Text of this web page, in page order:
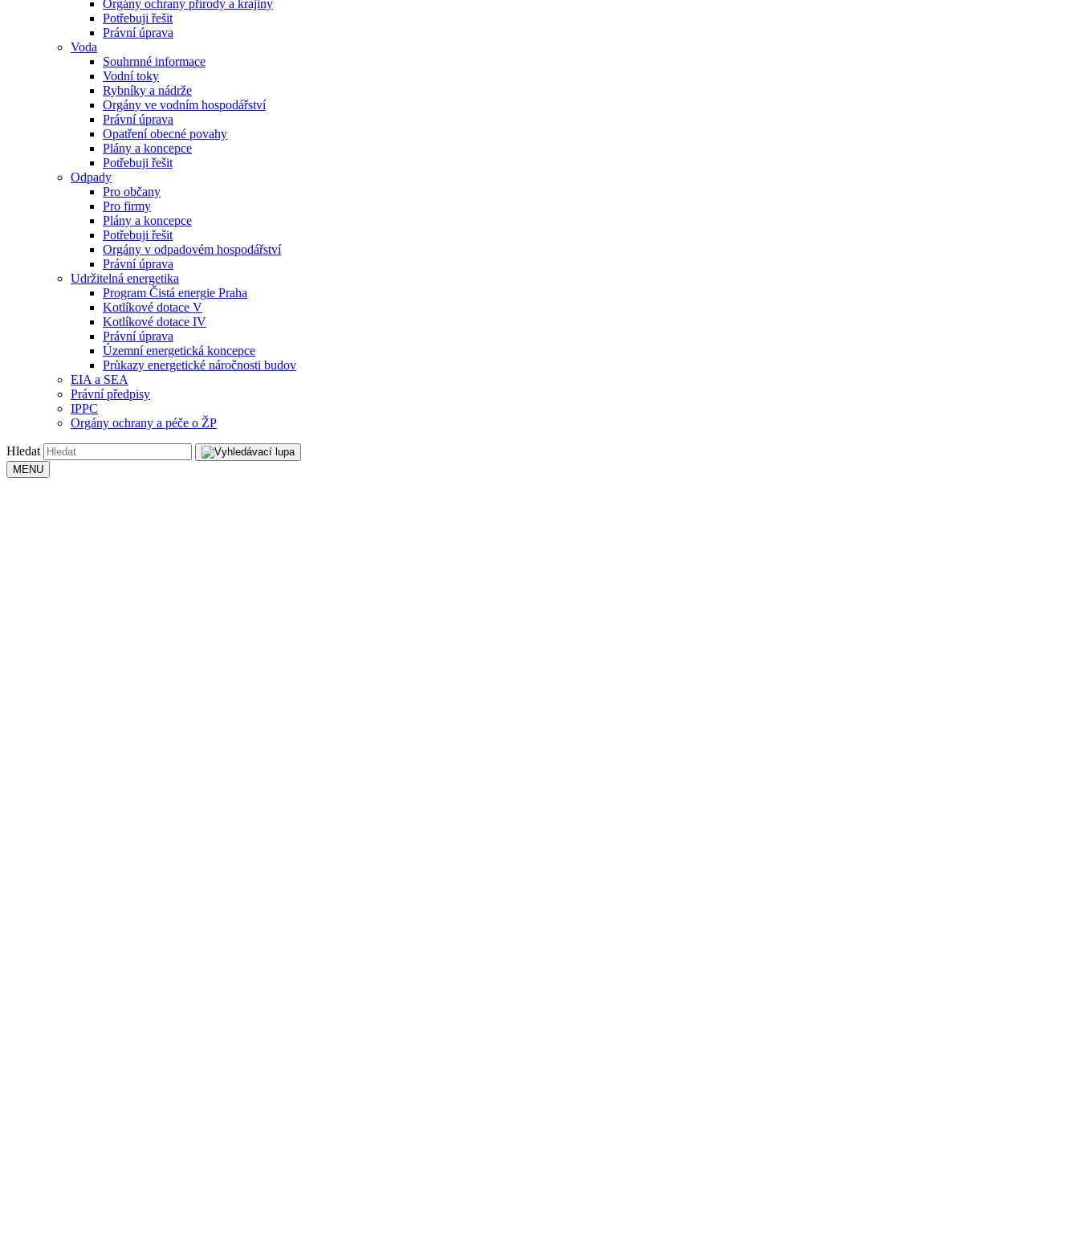
Orgány ochrany přírody a krajiny
Potřebuji řešit
Právní úprava
Voda
Souhrnné informace
Vodní toky
Rybníky a nádrže
Orgány ve vodním hospodářství
Právní úprava
Opatření obecné povahy
Plány a koncepce
Potřebuji řešit
Odpady
Pro občany
Pro firmy
Plány a koncepce
Potřebuji řešit
Orgány v odpadovém hospodářství
Právní úprava
Udržitelná energetika
Program Čistá energie Praha
Kotlíkové dotace V
Kotlíkové dotace IV
Právní úprava
Územní energetická koncepce
Průkazy energetické náročnosti budov
EIA a SEA
Právní předpisy
IPPC
Orgány ochrany a péče o ŽP
Hledat
MENU